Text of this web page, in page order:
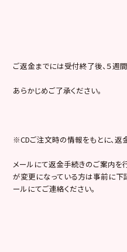
ご返金までには受付終了後、５週
あらかじめご了承ください。
※CDご注文時の情報をもとに、返
メールにて返金手続きのご案内を
が変更になっている方は事前に下
ールにてご連絡ください。